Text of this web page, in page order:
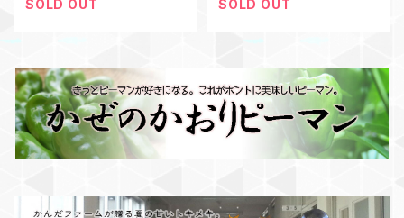
SOLD OUT
SOLD OUT